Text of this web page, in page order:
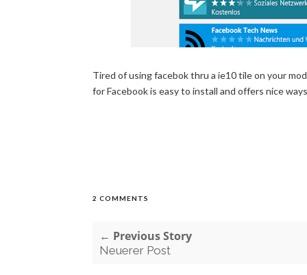
Tired of using facebok thru a ie10 tile on your
for Facebook is easy to install and offers nice
2 COMMENTS
← Previous Story
Neuerer Post